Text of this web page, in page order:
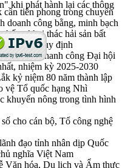
tiên phong trong chuyển
doanh công bằng, minh bạch
khai thác hải sản bất
theo quy định
vào thanh công Đại hội
nhiệm kỳ 2025-2030
kỷ niệm 80 năm thành lập
vệ Tổ quốc hạng Nhì
khuyến nông trong tình hình
cho cán bộ, Tổ công nghệ
đạo tỉnh nhân dịp Quốc
nghĩa Việt Nam
Văn hóa, Du lịch và Ẩm thực
khi phát hành lại các thông